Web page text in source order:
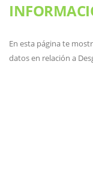
En esta página te
datos en relación a